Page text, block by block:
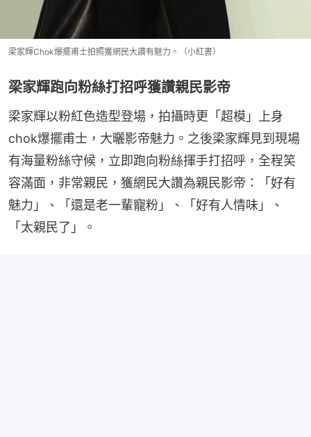
梁家輝Chok爆擺甫士拍照獲網民大讚有魅力。（小紅書）
梁家輝跑向粉絲打招呼獲讚親民影帝
梁家輝以粉紅色造型登場，拍攝時更「超模」上身
chok爆擺甫士，大曬影帝魅力。之後梁家輝見到現場
有海量粉絲守候，立即跑向粉絲揮手打招呼，全程笑
容滿面，非常親民，獲網民大讚為親民影帝：「好有
魅力」、「還是老一輩寵粉」、「好有人情味」、
「太親民了」。